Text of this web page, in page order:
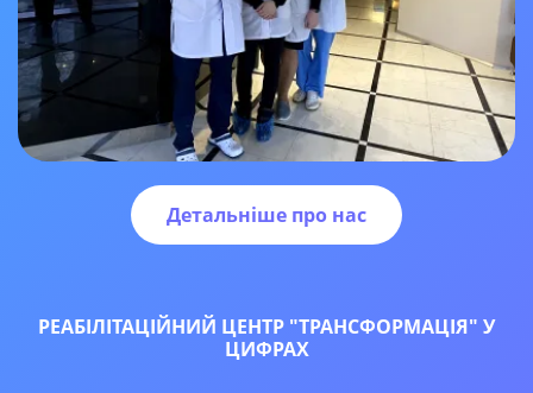
Детальніше про нас
РЕАБІЛІТАЦІЙНИЙ ЦЕНТР "ТРАНСФОРМАЦІЯ" У
ЦИФРАХ